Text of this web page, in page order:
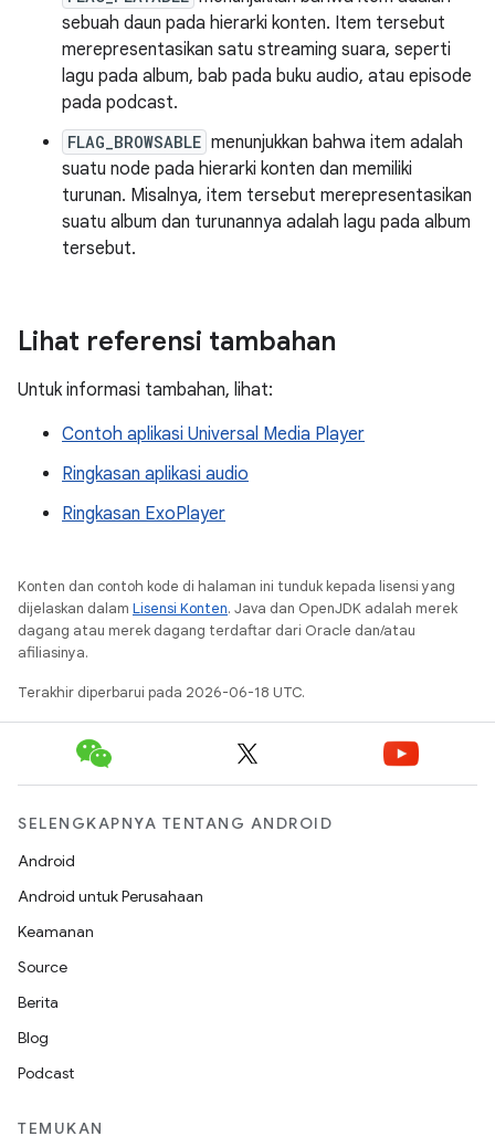
sebuah daun pada hierarki konten. Item tersebut
merepresentasikan satu streaming suara, seperti
lagu pada album, bab pada buku audio, atau episode
pada podcast.
FLAG_BROWSABLE menunjukkan bahwa item adalah
suatu node pada hierarki konten dan memiliki
turunan. Misalnya, item tersebut merepresentasikan
suatu album dan turunannya adalah lagu pada album
tersebut.
Lihat referensi tambahan
Untuk informasi tambahan, lihat:
Contoh aplikasi Universal Media Player
Ringkasan aplikasi audio
Ringkasan ExoPlayer
Konten dan contoh kode di halaman ini tunduk kepada lisensi yang
dijelaskan dalam Lisensi Konten. Java dan OpenJDK adalah merek
dagang atau merek dagang terdaftar dari Oracle dan/atau
afiliasinya.
Terakhir diperbarui pada 2026-06-18 UTC.
SELENGKAPNYA TENTANG ANDROID
Android
Android untuk Perusahaan
Keamanan
Source
Berita
Blog
Podcast
TEMUKAN